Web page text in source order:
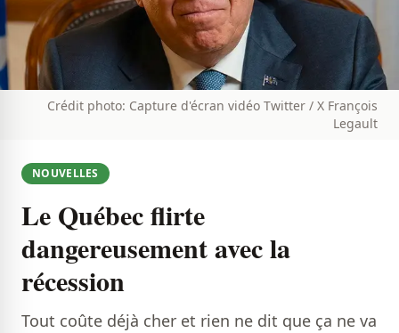
Crédit photo: Capture d'écran vidéo Twitter / X François
Legault
NOUVELLES
Le Québec flirte
dangereusement avec la
récession
Tout coûte déjà cher et rien ne dit que ça ne va